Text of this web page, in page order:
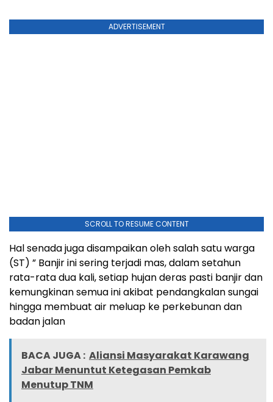
ADVERTISEMENT
SCROLL TO RESUME CONTENT
Hal senada juga disampaikan oleh salah satu warga
(ST) ” Banjir ini sering terjadi mas, dalam setahun
rata-rata dua kali, setiap hujan deras pasti banjir dan
kemungkinan semua ini akibat pendangkalan sungai
hingga membuat air meluap ke perkebunan dan
badan jalan
BACA JUGA : Aliansi Masyarakat Karawang
Jabar Menuntut Ketegasan Pemkab
Menutup TNM